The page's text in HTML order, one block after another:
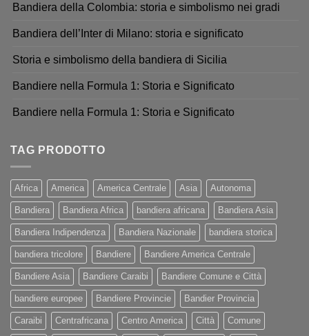
Bandiera della Colombia: storia e simbolismo nei gradi
Bandiera dell’Inter di Milano: storia e significato
Storia e simbolismo della bandiera di Sicilia
Bandiere nella Formula 1: Storia e Significato
Bandiere nella Formula 1: Storia e Significato
TAG PRODOTTO
Africa America America Centrale Asia Autonoma
Bandiera Bandiera Africa bandiera africana Bandiera Asia
Bandiera Indipendenza Bandiera Nazionale bandiera storica
bandiera tricolore Bandiere Bandiere America Centrale
Bandiere Asia Bandiere Caraibi Bandiere Comune e Città
bandiere europee Bandiere Provincie Bandier Provincia
Caraibi Centrafricana Centro America Città Comune